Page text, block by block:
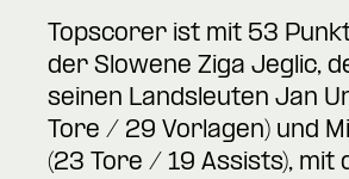
Topscorer ist mit 53
der Slowene Ziga Jeglic,
seinen Landsleuten Jan
Tore / 29 Vorlagen) und
(23 Tore / 19 Assists), mit